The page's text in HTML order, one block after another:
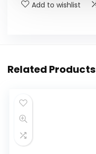
Add to wishlist
Related Products